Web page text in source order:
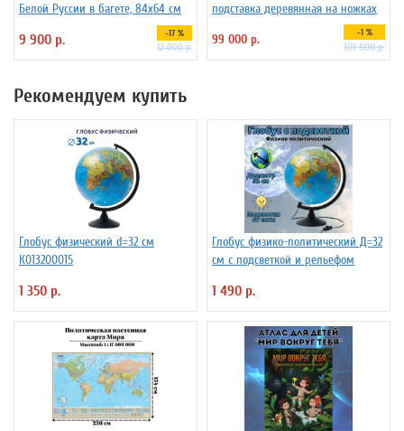
Белой Руссии в багете, 84х64 см
9 900 р. -17 %
12 000 р.
подставка деревянная на ножках
99 000 р.
-1 %
101 000 р.
Рекомендуем купить
Глобус физический d=32 см
К013200015
1 350 р.
Глобус физико-политический Д=32
см с подсветкой и рельефом
1 490 р.